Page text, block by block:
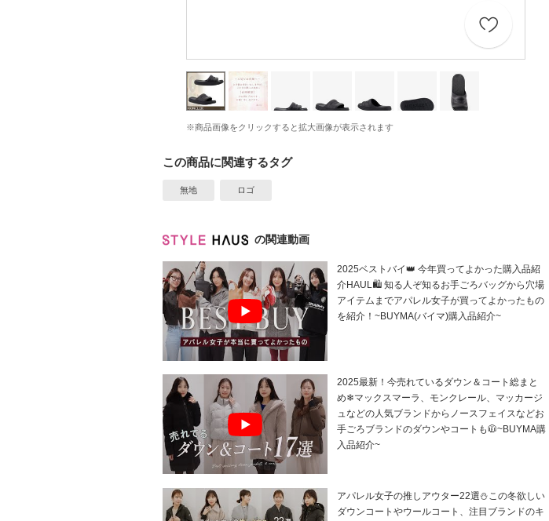
※商品画像をクリックすると拡大画像が表示されます
この商品に関連するタグ
無地 ロゴ
の関連動画
2025ベストバイ👑 今年買ってよかった購入品紹
介HAUL🛍 知る人ぞ知るお手ごろバッグから穴場
アイテムまでアパレル女子が買ってよかったもの
を紹介！~BUYMA(バイマ)購入品紹介~
2025最新！今売れているダウン＆コート総まと
め❄マックスマーラ、モンクレール、マッカージ
ュなどの人気ブランドからノースフェイスなどお
手ごろブランドのダウンやコートも🧥~BUYMA購
入品紹介~
アパレル女子の推しアウター22選⛄この冬欲しい
ダウンコートやウールコート、注目ブランドのキ